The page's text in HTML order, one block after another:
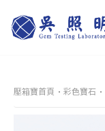
壓箱寶首頁 彩色寶石